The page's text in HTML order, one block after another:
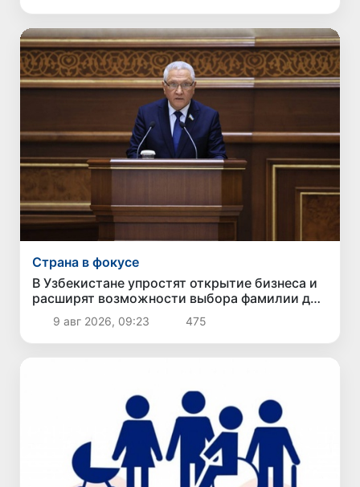
Страна в фокусе
В Узбекистане упростят открытие бизнеса и
расширят возможности выбора фамилии для
ребенка
9 авг 2026, 09:23 475